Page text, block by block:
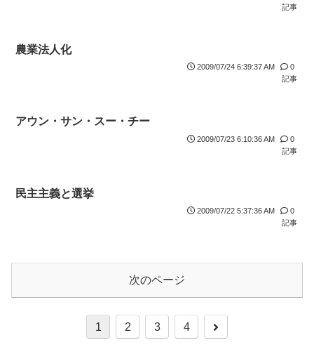
記事
農業法人化
2009/07/24 6:39:37 AM
0
記事
アウン・サン・スー・チー
2009/07/23 6:10:36 AM
0
記事
民主主義と選挙
2009/07/22 5:37:36 AM
0
記事
次のページ
1 2 3 4